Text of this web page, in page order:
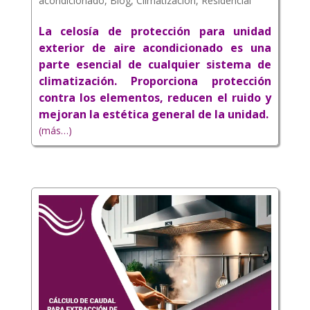
La celosía de protección para unidad
exterior de aire acondicionado es una
parte esencial de cualquier sistema de
climatización. Proporciona protección
contra los elementos, reducen el ruido y
mejoran la estética general de la unidad.
(más…)